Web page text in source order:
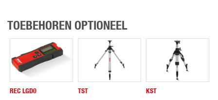
TOEBEHOREN OPTIONEEL
REC LGD0 TST KST